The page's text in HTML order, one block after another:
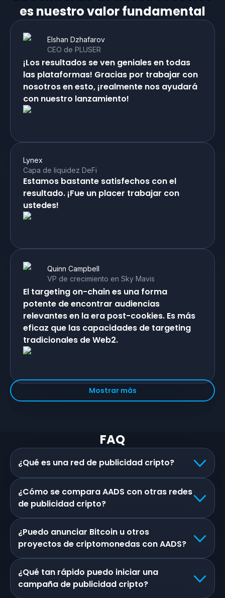
es nuestro valor fundamental
¡Los resultados se ven geniales en todas
las plataformas! Gracias por trabajar con
nosotros en esto, ¡realmente nos ayudará
con nuestro lanzamiento!
Elshan Dzhafarov
CEO de PLUSER
Estamos bastante satisfechos con el
resultado. ¡Fue un placer trabajar con
ustedes!
Lynex
Capa de liquidez DeFi
El targeting on-chain es una forma
potente de encontrar audiencias
relevantes en la era post-cookies. Es más
eficaz que las capacidades de targeting
tradicionales de Web2.
Quinn Campbell
VP de crecimiento en Sky Mavis
Mostrar más
FAQ
¿Qué es una red de publicidad cripto?
¿Cómo se compara AADS con otras redes
de publicidad cripto?
¿Puedo anunciar Bitcoin u otros
proyectos de criptomonedas con AADS?
¿Qué tan rápido puedo iniciar una
campaña de publicidad cripto?